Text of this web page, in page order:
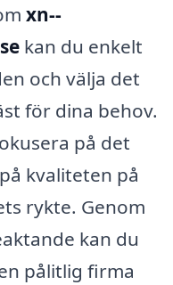
xn--
kan du enkelt
och välja det
för dina behov.
på det
kvaliteten på
rykte. Genom
kan du
pålitlig firma